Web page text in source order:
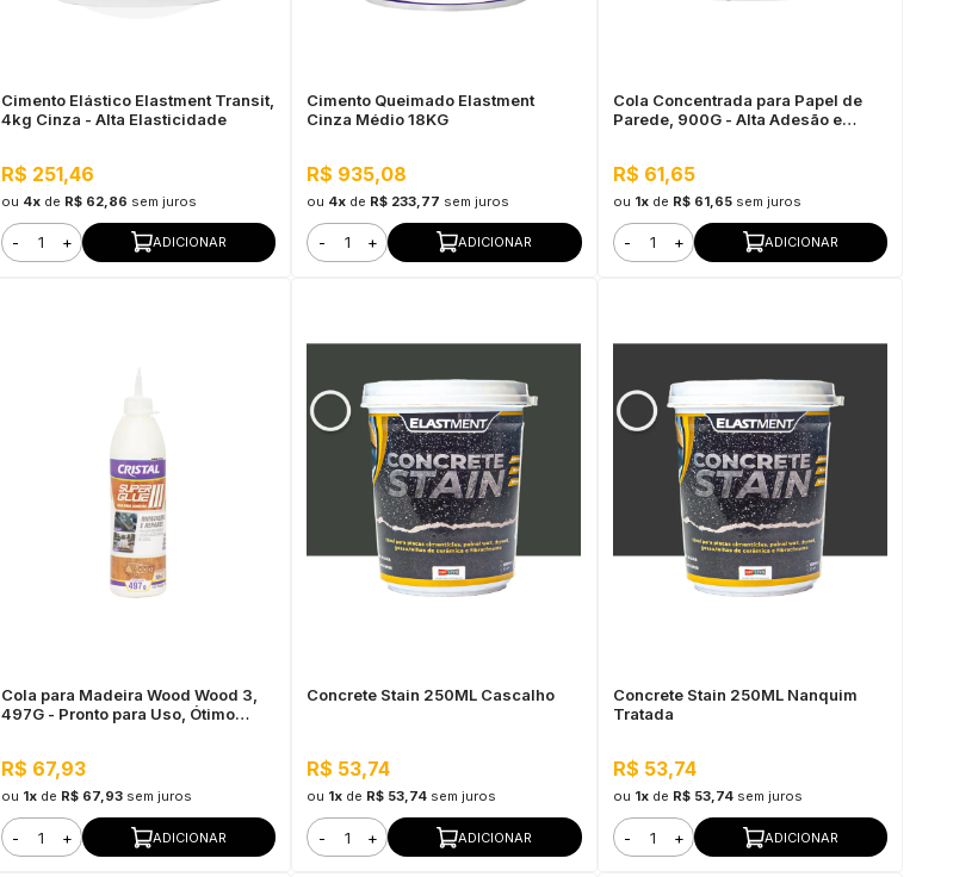
Cimento Elástico Elastment Transit,
4kg Cinza - Alta Elasticidade
R$ 251,46
ou 4xde R$ 62,86 sem juros
- + ADICIONAR
Cimento Queimado Elastment
Cinza Médio 18KG
R$ 935,08
ou 4x de R$ 233,77 sem juros
- + ADICIONAR
Cola Concentrada para Papel de
Parede, 900G - Alta Adesão e
R$ 61,65
ou 1xde R$ 61,65 sem juros
- + ADICIONAR
Cola para Madeira Wood Wood 3,
497G - Pronto para Uso, Ótimo
R$ 67,93
ou 1xde R$ 67,93 sem juros
- + ADICIONAR
Concrete Stain 250ML Cascalho
R$ 53,74
ou 1x de R$ 53,74 sem juros
- + ADICIONAR
Concrete Stain 250ML Nanquim
Tratada
R$ 53,74
ou 1xde R$ 53,74 sem juros
- + ADICIONAR